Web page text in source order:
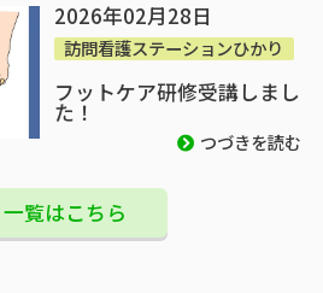
2026年02月28日
訪問看護ステーションひかり
フットケア研修受講しまし
た！
つづきを読む
一覧はこちら